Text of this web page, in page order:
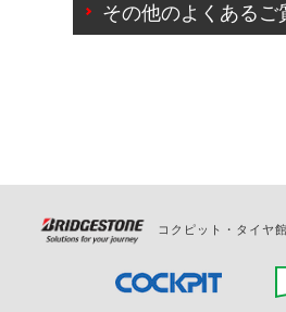
ご来店予約日の3営業日前を過
の日時変更につきましては、
その他のよくあるご
コクピット・タイヤ